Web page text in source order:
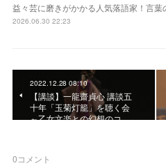
益々芸に磨きがかかる人気落語家！言葉
2026.06.30 22:23
2022.12.28 08:10
【講談】一龍齋貞心 講談五
十年「玉菊灯籠」を聴く会
～乙女文楽との幻想のコ…
0コメント